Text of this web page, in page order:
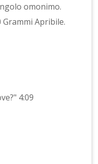
omonimo.
Grammi Apribile.
4:09